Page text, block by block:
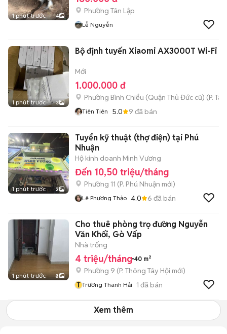
1 phút trước 4
Phường Tân Lập
Lễ Nguyễn
1 phút trước 3
Bộ định tuyến Xiaomi AX3000T Wi-Fi 6
Mới
1.000.000 đ
Phường Bình Chiểu (Quận Thủ Đức cũ) (P.
Tiên Tiên 5.0 9 đã bán
1 phút trước 2
Tuyển kỹ thuật (thợ điện) tại Phú
Nhuận
Hộ kinh doanh Minh Vương
Đến 10,50 triệu/tháng
Phường 11 (P. Phú Nhuận mới)
Lê Phương Thảo 4.0 6 đã bán
1 phút trước 8
Cho thuê phòng trọ đường Nguyễn
Văn Khối, Gò Vấp
Nhà trống
4 triệu/tháng 40 m²
Phường 9 (P. Thông Tây Hội mới)
T Trương Thanh Hải 1 đã bán
Xem thêm